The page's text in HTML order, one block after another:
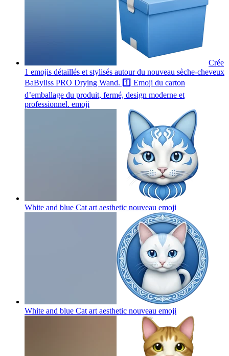
Crée
1 emojis détaillés et stylisés autour du nouveau sèche-cheveux
BaByliss PRO Drying Wand. 1️⃣ Emoji du carton
d’emballage du produit, fermé, design moderne et
professionnel. emoji
White and blue Cat art aesthetic nouveau emoji
White and blue Cat art aesthetic nouveau emoji